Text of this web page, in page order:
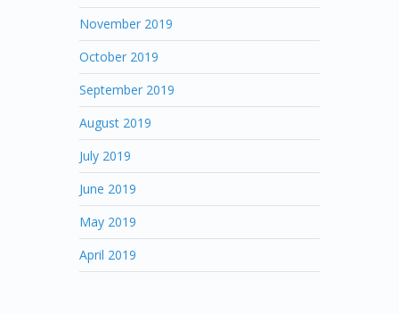
November 2019
October 2019
September 2019
August 2019
July 2019
June 2019
May 2019
April 2019